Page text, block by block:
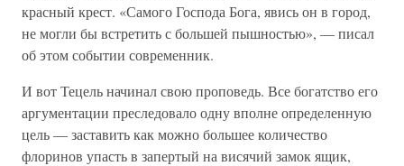
красный крест. «Самого Господа Бога, явись он в город,
не могли бы встретить с большей пышностью», — писал
об этом событии современник.
И вот Тецель начинал свою проповедь. Все богатство его
аргументации преследовало одну вполне определенную
цель — заставить как можно большее количество
флоринов упасть в запертый на висячий замок ящик,